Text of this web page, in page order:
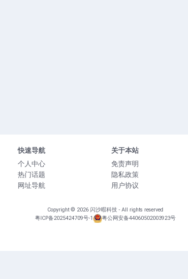
快速导航
个人中心
热门话题
网址导航
关于本站
免责声明
隐私政策
用户协议
Copyright © 2026 闪沙暇科技 - All rights reserved
粤ICP备2025424709号-1
粤公网安备44060502003923号